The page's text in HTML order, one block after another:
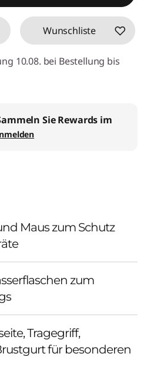
Wunschliste
10.08. bei Bestellung bis
Sie Rewards im
Maus zum Schutz
zum
Tragegriff,
für besonderen